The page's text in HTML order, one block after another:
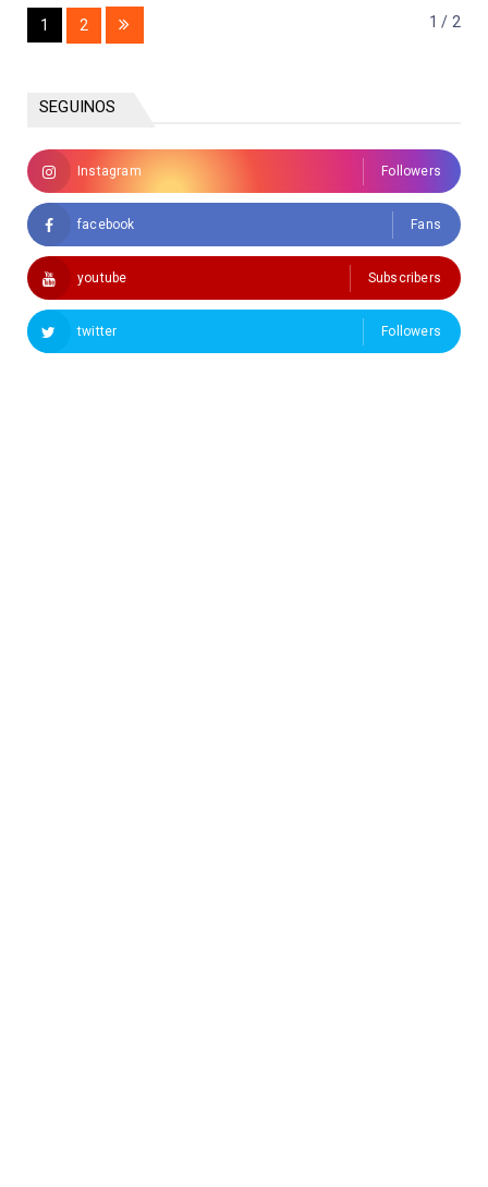
1 / 2
1 2
SEGUINOS
Instagram Followers
facebook Fans
youtube Subscribers
twitter Followers